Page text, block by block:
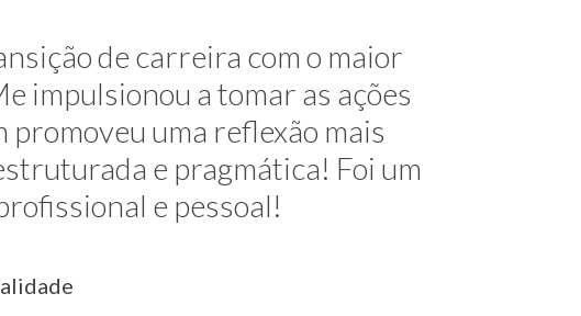
de carreira com o maior
impulsionou a tomar as ações
uma reflexão mais
e pragmática! Foi um
e pessoal!
ela me mostrou alternativas na
sútil e elegante. Hoje exerço
agradecimentos!
do Trabalho